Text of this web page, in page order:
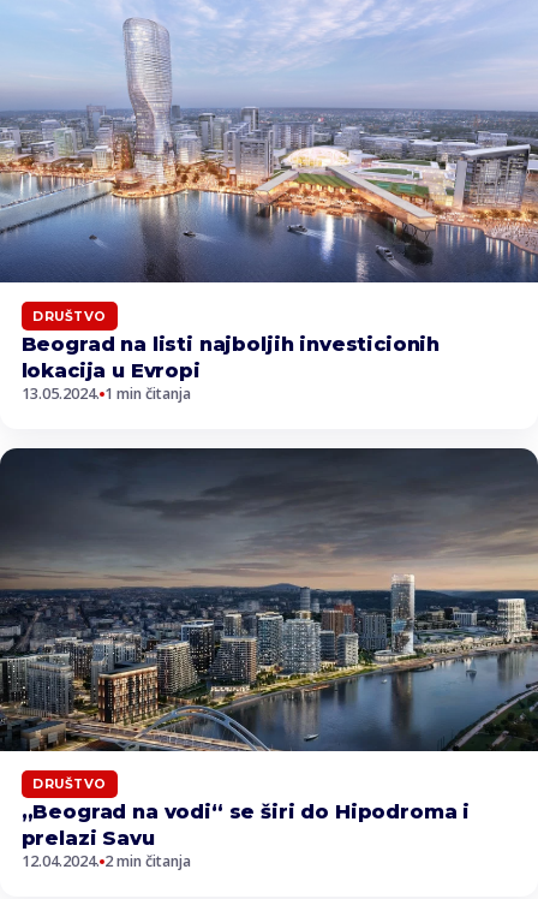
DRUŠTVO
Beograd na listi najboljih investicionih
lokacija u Evropi
13.05.2024. 1 min čitanja
DRUŠTVO
„Beograd na vodi“ se širi do Hipodroma i
prelazi Savu
12.04.2024. 2 min čitanja